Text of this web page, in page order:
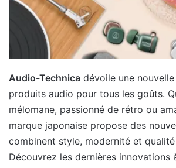
Audio-Technica dévoile une
produits audio pour tous les goûts.
mélomane, passionné de rétro ou
marque japonaise propose des
combinent style, modernité et
Découvrez les dernières innovations